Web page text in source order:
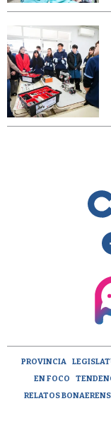
PROVINCIA
EN FOCO
RELATOS